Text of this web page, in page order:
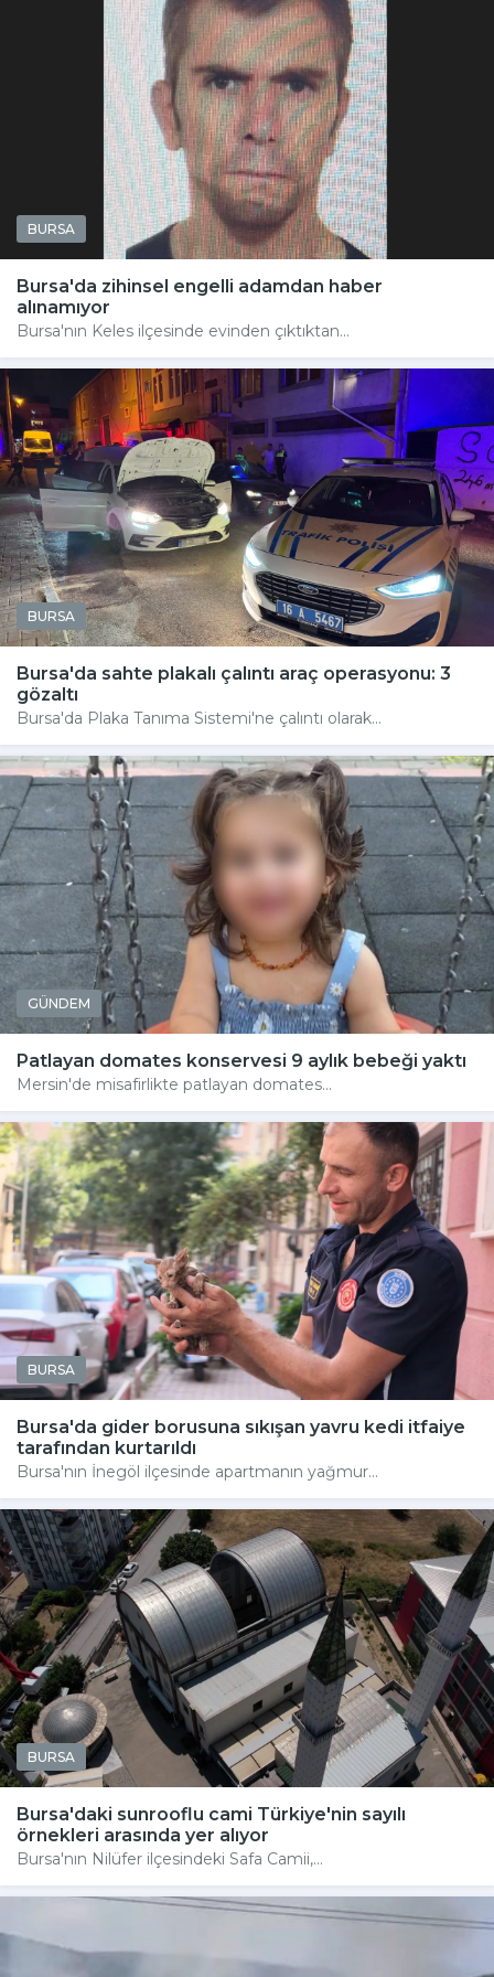
BURSA
Bursa'da zihinsel engelli adamdan haber
alınamıyor
Bursa'nın Keles ilçesinde evinden çıktıktan...
BURSA
Bursa'da sahte plakalı çalıntı araç operasyonu: 3
gözaltı
Bursa'da Plaka Tanıma Sistemi'ne çalıntı olarak...
GÜNDEM
Patlayan domates konservesi 9 aylık bebeği yaktı
Mersin'de misafirlikte patlayan domates...
BURSA
Bursa'da gider borusuna sıkışan yavru kedi itfaiye
tarafından kurtarıldı
Bursa'nın İnegöl ilçesinde apartmanın yağmur...
BURSA
Bursa'daki sunrooflu cami Türkiye'nin sayılı
örnekleri arasında yer alıyor
Bursa'nın Nilüfer ilçesindeki Safa Camii,...